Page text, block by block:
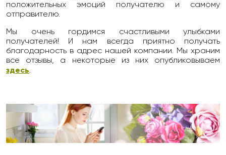
положительных эмоций получателю и самому
отправителю.
Мы очень гордимся счастливыми улыбками
получателей! И нам всегда приятно получать
благодарность в адрес нашей компании. Мы храним
все отзывы, а некоторые из них опубликовываем
здесь.